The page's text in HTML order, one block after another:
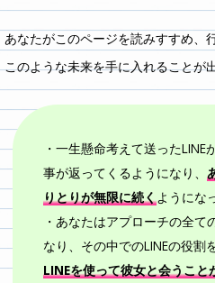
あなたがこのページを読みすすめ、
このような未来を手に入れることが
・一生懸命考えて送った
事が返ってくるようになり、
りとりが無限に続く ようにな
・あなたはアプローチの全て
なり、その中でのLINEの役割
LINEを使って彼女と会うこと